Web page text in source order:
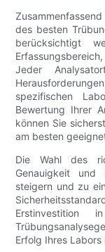
des besten
berücksichtigt
Jeder
spezifischen
Bewertung Ihrer
können Sie
am besten
Die Wahl des
Genauigkeit und
steigern und zu
Erstinvestition
Erfolg Ihres Labors